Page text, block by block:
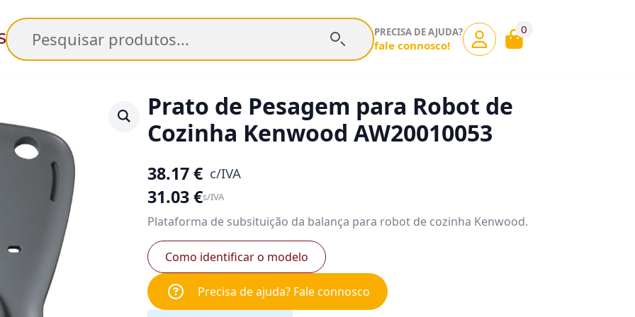
Pesquisar PRECISA DE AJUDA?
fale connosco!
0
Prato de Pesagem para Robot de
Cozinha Kenwood AW20010053
38.17€ c/IVA
31.03€s/IVA
Plataforma de subsituição da balança para robot de cozinha Kenwood.
Como identificar o modelo
Precisa de ajuda? Fale connosco